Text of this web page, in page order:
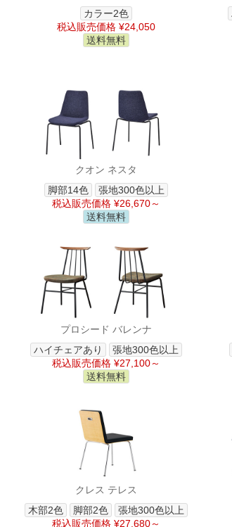
カラー2色
税込販売価格 ¥24,050
送料無料
クオン ネスタ
脚部14色
張地300色以上
税込販売価格 ¥26,670～
送料無料
プロシード バレンナ
ハイチェアあり
張地300色以上
税込販売価格 ¥27,100～
送料無料
クレス テレス
木部2色
脚部2色
張地300色以上
税込販売価格 ¥27,680～